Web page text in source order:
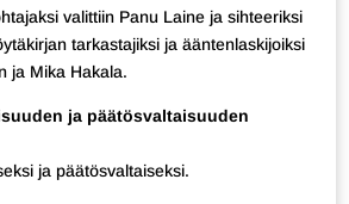
valittiin Panu Laine ja sihteeriksi
tarkastajiksi ja ääntenlaskijoiksi
ja Mika Hakala.
ja päätösvaltaisuuden
ja päätösvaltaiseksi.